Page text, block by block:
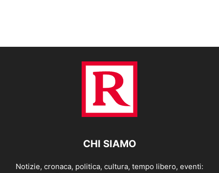
CHI SIAMO
Notizie, cronaca, politica, cultura, tempo libero, eventi: